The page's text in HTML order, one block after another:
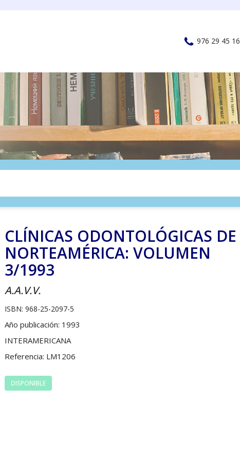
976 29 45 16
CLÍNICAS ODONTOLÓGICAS DE
NORTEAMÉRICA: VOLUMEN
3/1993
A.A.V.V.
ISBN: 968-25-2097-5
Año publicación: 1993
INTERAMERICANA
Referencia: LM1206
DISPONIBLE